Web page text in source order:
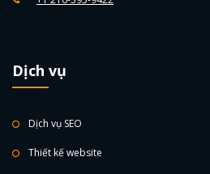
Dịch vụ
Dịch vụ SEO
Thiết kế website